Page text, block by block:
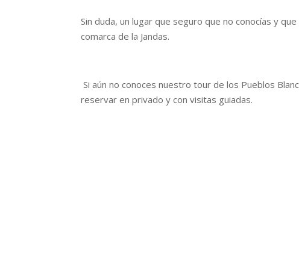
Sin duda, un lugar que seguro que no conocías y
comarca de la Jandas.
Si aún no conoces nuestro tour de los Pueblos
reservar en privado y con visitas guiadas.